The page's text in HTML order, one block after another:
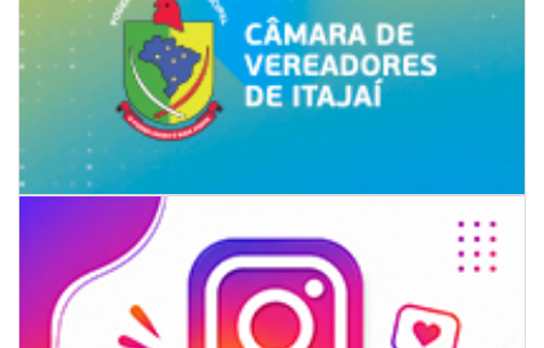
08/08/2026 | 07:00
8º Capoezade promove semana de oficinas gratuitas e atividades
culturais em Itajaí
GERAL